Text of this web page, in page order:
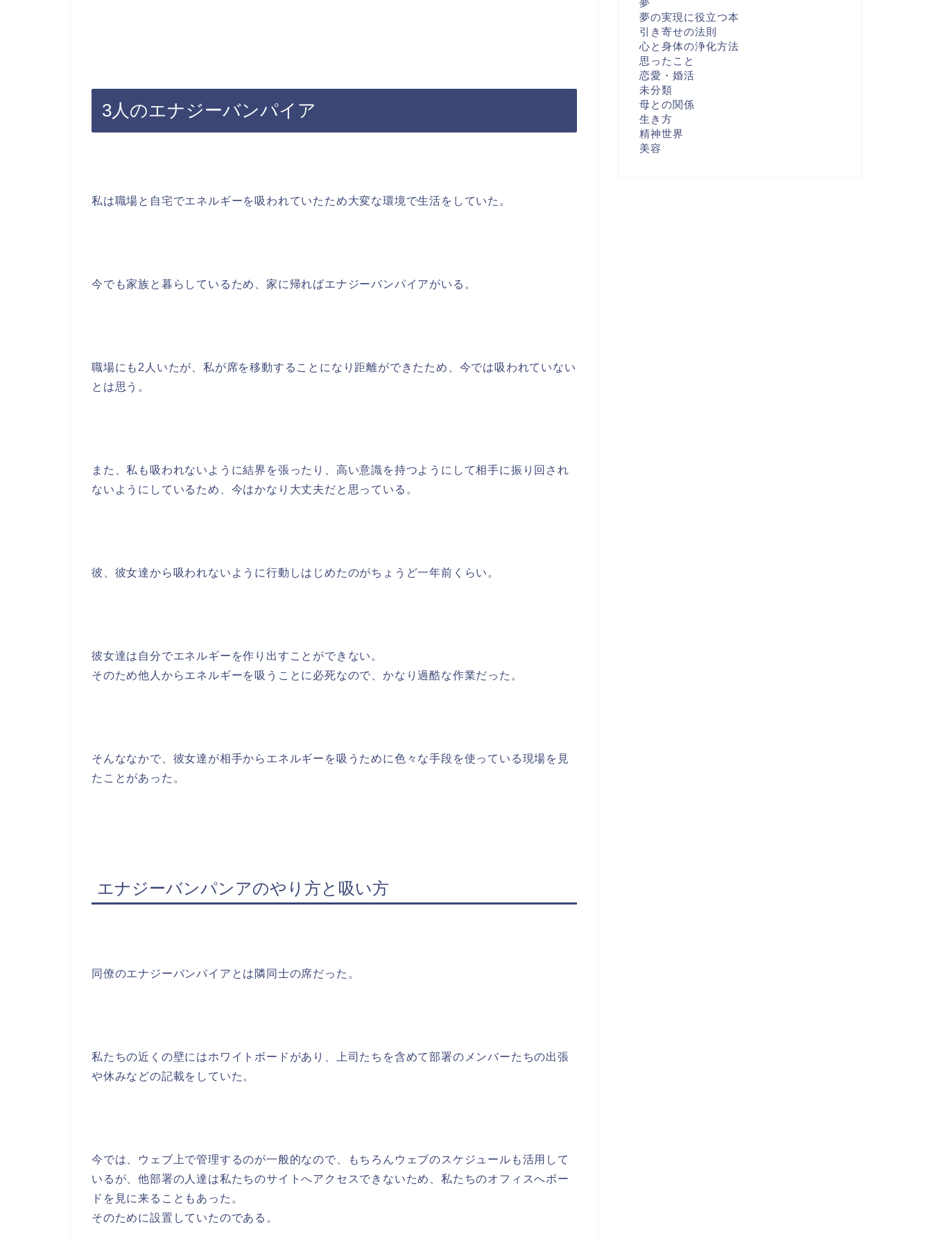
3人のエナジーバンパイア
私は職場と自宅でエネルギーを吸われていたため大変な環境で生活をしていた。
今でも家族と暮らしているため、家に帰ればエナジーバンパイアがいる。
職場にも2人いたが、私が席を移動することになり距離ができたため、今では吸われていない
とは思う。
また、私も吸われないように結界を張ったり、高い意識を持つようにして相手に振り回され
ないようにしているため、今はかなり大丈夫だと思っている。
彼、彼女達から吸われないように行動しはじめたのがちょうど一年前くらい。
彼女達は自分でエネルギーを作り出すことができない。
そのため他人からエネルギーを吸うことに必死なので、かなり過酷な作業だった。
そんななかで、彼女達が相手からエネルギーを吸うために色々な手段を使っている現場を見
たことがあった。
エナジーバンパンアのやり方と吸い方
同僚のエナジーバンパイアとは隣同士の席だった。
私たちの近くの壁にはホワイトボードがあり、上司たちを含めて部署のメンバーたちの出張
や休みなどの記載をしていた。
今では、ウェブ上で管理するのが一般的なので、もちろんウェブのスケジュールも活用して
いるが、他部署の人達は私たちのサイトへアクセスできないため、私たちのオフィスへボー
ドを見に来ることもあった。
そのために設置していたのである。
夢
夢の実現に役立つ本
引き寄せの法則
心と身体の浄化方法
思ったこと
恋愛・婚活
未分類
母との関係
生き方
精神世界
美容